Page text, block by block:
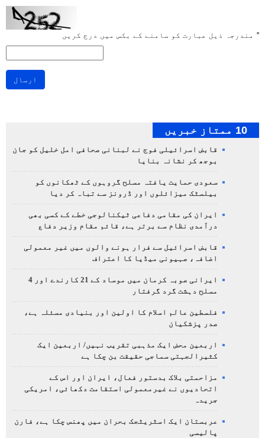
* مندرجہ ذیل عبارت کو سامنے کے بکس میں درج کریں
ارسال
10 ممتاز خبریں
قابض اسرائیلی فوج نے لبنانی صحافی امل خلیل کو جان
بوجھ کر نشانہ بنایا
سعودی حمایت یافتہ مسلح گروہوں کے ٹھکانوں کو
بیلسٹک میزائلوں اور ڈرونز سے تباہ کر دیا
ایران کی مقامی دفاعی ٹیکنالوجی خطے کے کسی بھی
درآمدی نظام سے برتر ہے، قائم مقام وزیر دفاع
قابض اسرائیل سے فرار ہونے والوں میں غیر معمولی
اضافہ، صہیونی میڈیا کا اعتراف
ایرانی صوبہ کرمان میں موساد کے 21 کارندے اور 4
مسلح دہشت گرد گرفتار
فلسطین عالم اسلام کا اولین اور بنیادی مسئلہ ہے،
صدر پزشکیان
اربعین محض ایک مذہبی تقریب نہیں/ اربعین ایک
کثیرالجہتی سماجی حقیقت بن چکا ہے
مزاحمتی بلاک بدستور فعال، ایران اور اس کے
اتحادیوں نے غیرمعمولی استقامت دکھائی، امریکی
جریدہ
عربستان ایک اسٹریٹجک بحران میں پھنس چکا ہے، فارن
پالیسی